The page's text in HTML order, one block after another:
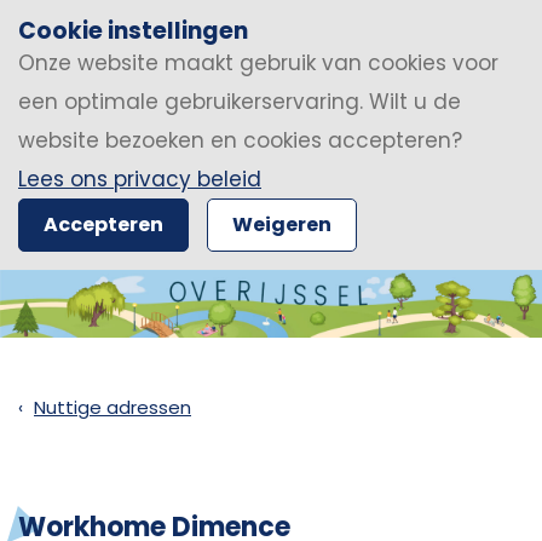
Cookie instellingen
Onze website maakt gebruik van cookies voor
een optimale gebruikerservaring. Wilt u de
website bezoeken en cookies accepteren?
Lees ons privacy beleid
Accepteren Weigeren
Nuttige adressen
Workhome Dimence